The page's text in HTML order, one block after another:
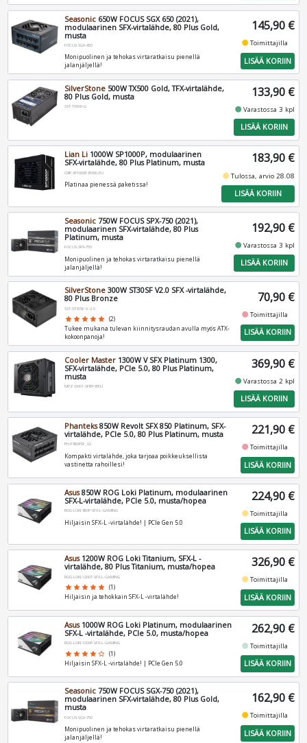
Seasonic 650W FOCUS SGX 650 (2021),
modulaarinen SFX-virtalähde, 80 Plus Gold,
musta
FOCUS-SGX-650
Monipuolinen ja tehokas virtaratkaisu pienellä
jalanjäljellä!
145,90 €
fiber_manual_recordToimittajilla
LISÄÄ KORIIN
SilverStone 500W TX500 Gold, TFX-virtalähde,
80 Plus Gold, musta
SST-TX500-G
133,90 €
fiber_manual_recordVarastossa 3 kpl
LISÄÄ KORIIN
Lian Li 1000W SP1000P, modulaarinen
SFX-virtalähde, 80 Plus Platinum, musta
G9P.SP1000P.B000.EU
Platinaa pienessä paketissa!
183,90 €
fiber_manual_recordTulossa, arvio 28.08
LISÄÄ KORIIN
Seasonic 750W FOCUS SPX-750 (2021),
modulaarinen SFX-virtalähde, 80 Plus
Platinum, musta
FOCUS-SPX-750
Monipuolinen ja tehokas virtaratkaisu pienellä
jalanjäljellä!
192,90 €
fiber_manual_recordVarastossa 3 kpl
LISÄÄ KORIIN
SilverStone 300W ST30SF V2.0 SFX -virtalähde,
80 Plus Bronze
SST-ST30SF-V-2.0
star star star star star (2)
Tukee mukana tulevan kiinnitysraudan avulla myös ATX-
kokoonpanoja!
70,90 €
fiber_manual_recordToimittajilla
LISÄÄ KORIIN
Cooler Master 1300W V SFX Platinum 1300,
SFX-virtalähde, PCIe 5.0, 80 Plus Platinum,
musta
MPZ-D001-SFBP-BEU
369,90 €
fiber_manual_recordVarastossa 2 kpl
LISÄÄ KORIIN
Phanteks850W Revolt SFX 850 Platinum, SFX-
virtalähde, PCIe 5.0, 80 Plus Platinum, musta
PH-P850PSF_02
Kompakti virtalähde, joka tarjoaa poikkeuksellista
vastinetta rahoillesi!
221,90 €
fiber_manual_recordToimittajilla
LISÄÄ KORIIN
Asus850W ROG Loki Platinum, modulaarinen
SFX-L-virtalähde, PCIe 5.0, musta/hopea
ROG-LOKI-850P-SFX-L-GAMING
Hiljaisin SFX-L -virtalähde! | PCIe Gen 5.0
224,90 €
fiber_manual_recordToimittajilla
LISÄÄ KORIIN
Asus1200W ROG Loki Titanium, SFX-L -
virtalähde, 80 Plus Titanium, musta/hopea
ROG-LOKI-1200T-SFX-L-GAMING
star star star star star (1)
Hiljaisin ja tehokkain SFX-L -virtalähde!
326,90 €
fiber_manual_recordToimittajilla
LISÄÄ KORIIN
Asus1000W ROG Loki Platinum, modulaarinen
SFX-L -virtalähde, PCIe 5.0, musta/hopea
ROG-LOKI-1000P-SFX-L-GAMING
star star star star star_border (1)
Hiljaisin SFX-L -virtalähde! | PCIe Gen 5.0
262,90 €
fiber_manual_recordToimittajilla
LISÄÄ KORIIN
Seasonic 750W FOCUS SGX-750 (2021),
modulaarinen SFX-virtalähde, 80 Plus Gold,
musta
FOCUS-SGX-750
Monipuolinen ja tehokas virtaratkaisu pienellä
jalanjäljellä!
162,90 €
fiber_manual_recordToimittajilla
LISÄÄ KORIIN